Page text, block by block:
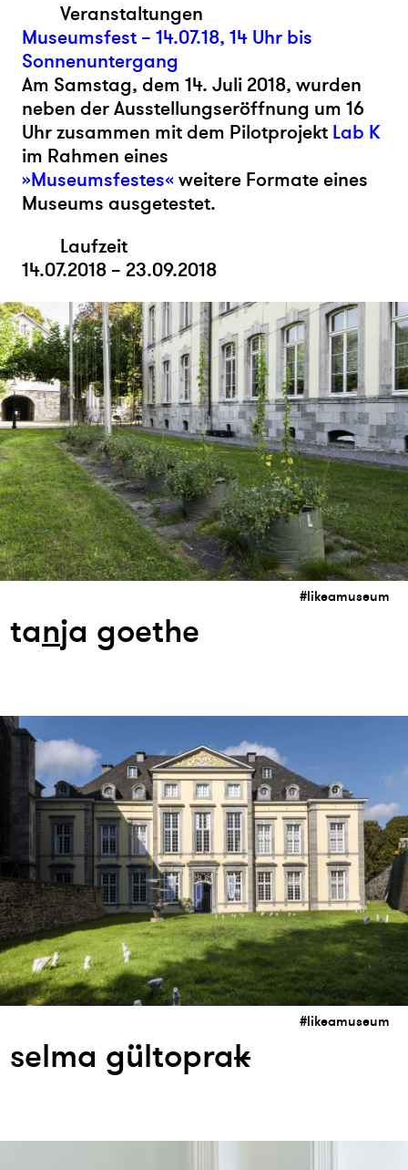
Veranstaltungen
Museumsfest – 14.07.18, 14 Uhr bis
Sonnenuntergang
Am Samstag, dem 14. Juli 2018, wurden
neben der Ausstellungseröffnung um 16
Uhr zusammen mit dem Pilotprojekt Lab K
im Rahmen eines
»Museumsfestes« weitere Formate eines
Museums ausgetestet.
Laufzeit
14.07.2018 – 23.09.2018
#likeamuseum
tanja goethe
#likeamuseum
selma gültoprak